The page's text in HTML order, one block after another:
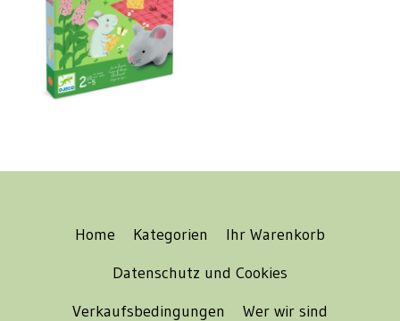
Home Kategorien
Ihr Warenkorb
Datenschutz und Cookies
Verkaufsbedingungen
Wer wir sind